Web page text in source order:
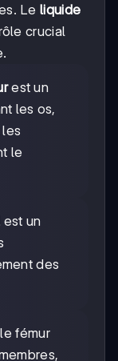
Le liquide
crucial
est un
les os,
le
est un
des
fémur